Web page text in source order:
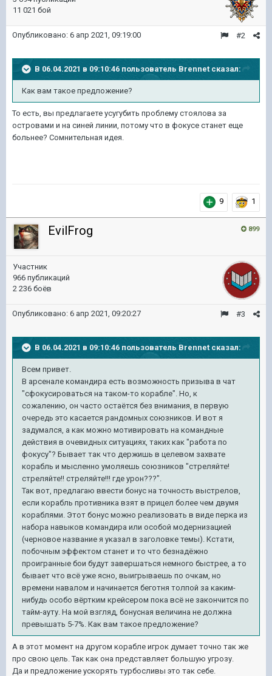
11 021 бой
#2
Опубликовано: 6 апр 2021, 09:19:00
В 06.04.2021 в 09:10:46 пользователь Brennet сказал:
Как вам такое предложение?
То есть, вы предлагаете усугубить проблему стоялова за
островами и на синей линии, потому что в фокусе станет еще
больнее? Сомнительная идея.
9 1
899
EvilFrog
Участник
966 публикаций
2 236 боёв
#3
Опубликовано: 6 апр 2021, 09:20:27
В 06.04.2021 в 09:10:46 пользователь Brennet сказал:
Всем привет.
В арсенале командира есть возможность призыва в чат
"сфокусироваться на таком-то корабле". Но, к
сожалению, он часто остаётся без внимания, в первую
очередь это касается рандомных союзников. И вот я
задумался, а как можно мотивировать на командные
действия в очевидных ситуациях, таких как "работа по
фокусу"? Бывает так что держишь в целевом захвате
корабль и мысленно умоляешь союзников "стреляйте!
стреляйте!! стреляйте!!! где урон???".
Так вот, предлагаю ввести бонус на точность выстрелов,
если корабль противника взят в прицел более чем двумя
кораблями. Этот бонус можно реализовать в виде перка из
набора навыков командира или особой модернизацией
(черновое название я указал в заголовке темы). Кстати,
побочным эффектом станет и то что безнадёжно
проигранные бои будут завершаться немного быстрее, а то
бывает что всё уже ясно, выигрываешь по очкам, но
времени навалом и начинается беготня толпой за каким-
нибудь особо вёртким крейсером пока всё не закончится по
тайм-ауту. На мой взгляд, бонусная величина не должна
превышать 5-7%. Как вам такое предложение?
А в этот момент на другом корабле игрок думает точно так же
про свою цель. Так как она представляет большую угрозу.
Да и предложение ускорять турбосливы это так себе.